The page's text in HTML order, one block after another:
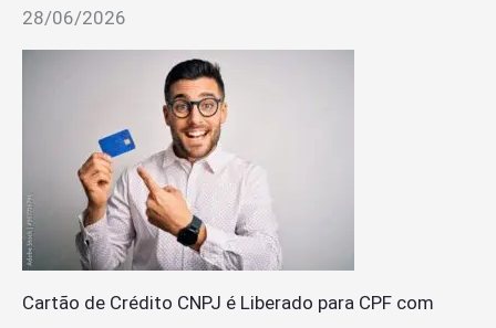
28/06/2026
Cartão de Crédito CNPJ é Liberado para CPF com